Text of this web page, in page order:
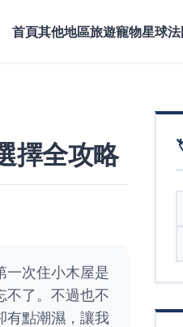
首頁其他地區旅遊寵物星球
擇全攻略
一次住小木屋是
不了。不過也不
有點潮濕，讓我